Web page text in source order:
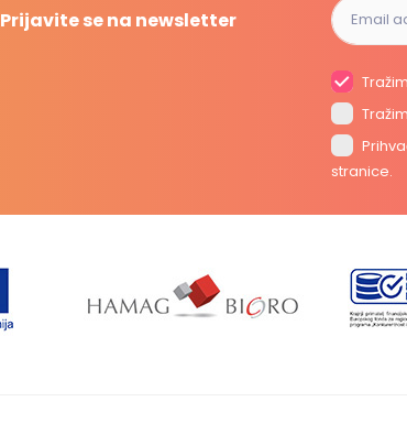
Prijavite se na newsletter
stranice.